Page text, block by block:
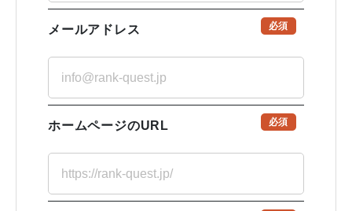
メールアドレス 必須
ホームページのURL 必須